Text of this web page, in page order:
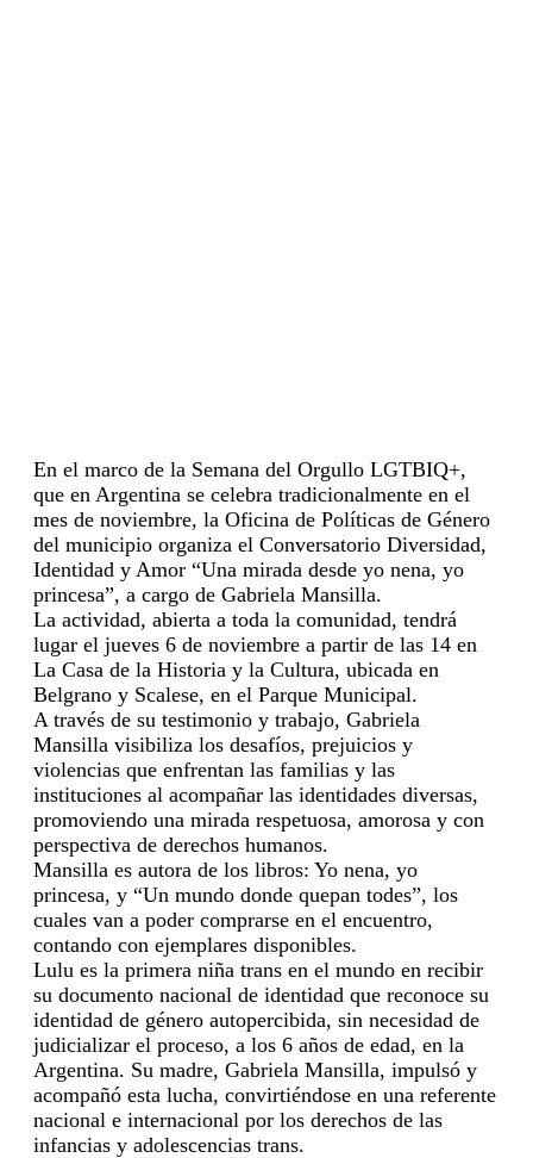
En el marco de la Semana del Orgullo LGTBIQ+,
que en Argentina se celebra tradicionalmente en el
mes de noviembre, la Oficina de Políticas de Género
del municipio organiza el Conversatorio Diversidad,
Identidad y Amor “Una mirada desde yo nena, yo
princesa”, a cargo de Gabriela Mansilla.
La actividad, abierta a toda la comunidad, tendrá
lugar el jueves 6 de noviembre a partir de las 14 en
La Casa de la Historia y la Cultura, ubicada en
Belgrano y Scalese, en el Parque Municipal.
A través de su testimonio y trabajo, Gabriela
Mansilla visibiliza los desafíos, prejuicios y
violencias que enfrentan las familias y las
instituciones al acompañar las identidades diversas,
promoviendo una mirada respetuosa, amorosa y con
perspectiva de derechos humanos.
Mansilla es autora de los libros: Yo nena, yo
princesa, y “Un mundo donde quepan todes”, los
cuales van a poder comprarse en el encuentro,
contando con ejemplares disponibles.
Lulu es la primera niña trans en el mundo en recibir
su documento nacional de identidad que reconoce su
identidad de género autopercibida, sin necesidad de
judicializar el proceso, a los 6 años de edad, en la
Argentina. Su madre, Gabriela Mansilla, impulsó y
acompañó esta lucha, convirtiéndose en una referente
nacional e internacional por los derechos de las
infancias y adolescencias trans.